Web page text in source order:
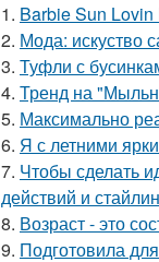
1. Barbie Sun Lovin
2. Мода: искуство
3. Туфли с
4. Тренд на
5. Максимально
6. Я с летними
7. Чтобы сделать
действий и
8. Возраст - это
9. Подготовила